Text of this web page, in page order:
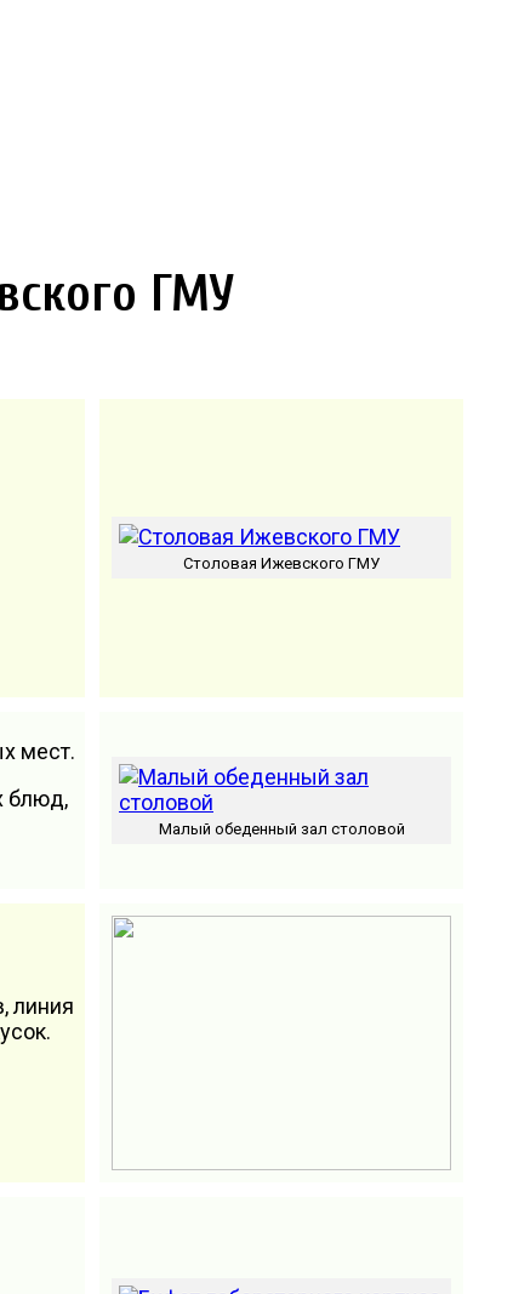
ГМУ
Столовая Ижевского ГМУ
мест.
блюд,
Малый обеденный зал столовой
линия